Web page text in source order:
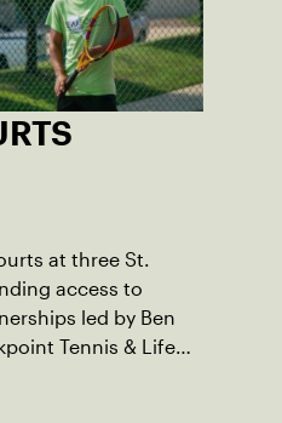
at three St.
access to
led by Ben
Tennis & Life